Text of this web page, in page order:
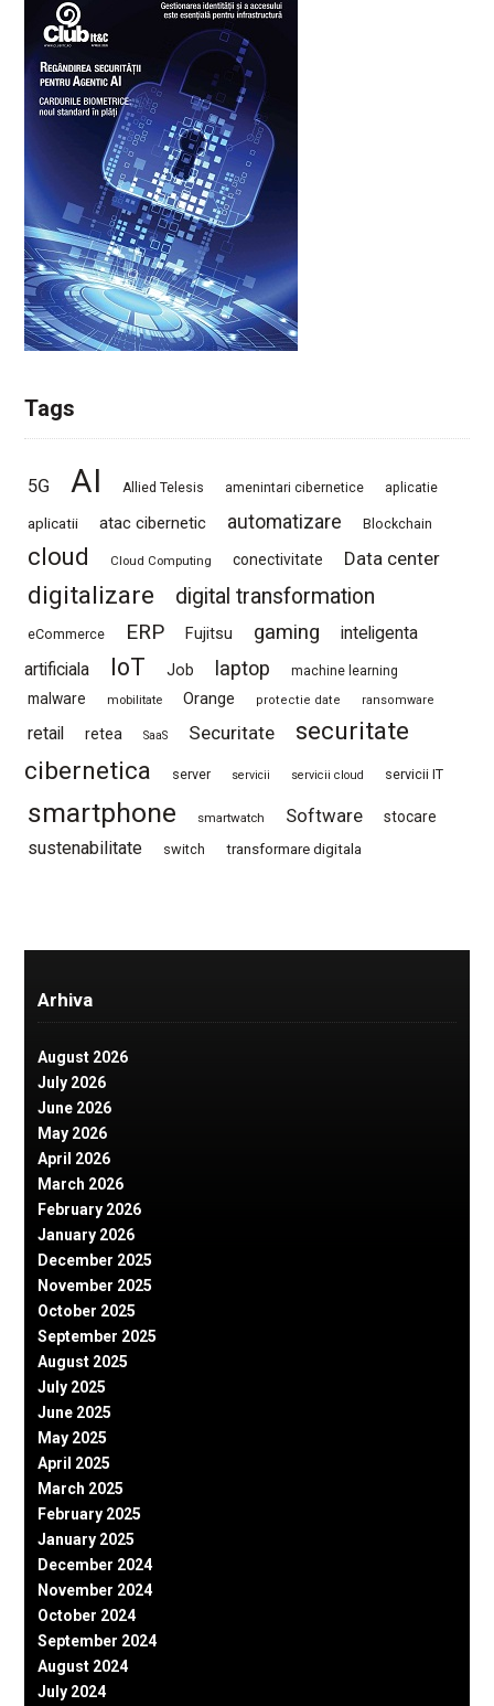
Tags
5G AI Allied Telesis amenintari cibernetice aplicatie
aplicatii atac cibernetic automatizare Blockchain
cloud Cloud Computing conectivitate Data center
digitalizare digital transformation
eCommerce ERP Fujitsu gaming
inteligenta
artificiala
IoT Job laptop machine learning
malware mobilitate Orange protectie date ransomware
retail retea SaaS Securitate
securitate
cibernetica
server servicii servicii cloud servicii IT
smartphone smartwatch Software stocare
sustenabilitate switch transformare digitala
Arhiva
August 2026
July 2026
June 2026
May 2026
April 2026
March 2026
February 2026
January 2026
December 2025
November 2025
October 2025
September 2025
August 2025
July 2025
June 2025
May 2025
April 2025
March 2025
February 2025
January 2025
December 2024
November 2024
October 2024
September 2024
August 2024
July 2024